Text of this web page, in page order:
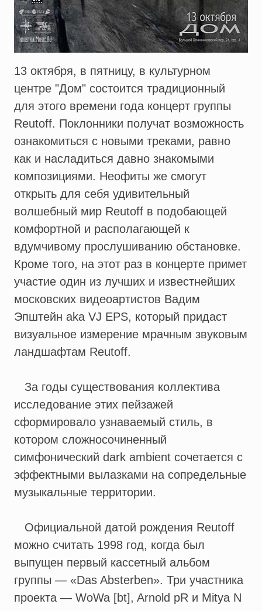
13 октября, в пятницу, в культурном
центре "Дом" состоится традиционный
для этого времени года концерт группы
Reutoff. Поклонники получат возможность
ознакомиться с новыми треками, равно
как и насладиться давно знакомыми
композициями. Неофиты же смогут
открыть для себя удивительный
волшебный мир Reutoff в подобающей
комфортной и располагающей к
вдумчивому прослушиванию обстановке.
Кроме того, на этот раз в концерте примет
участие один из лучших и известнейших
московских видеоартистов Вадим
Эпштейн aka VJ EPS, который придаст
визуальное измерение мрачным звуковым
ландшафтам Reutoff.
За годы существования коллектива
исследование этих пейзажей
сформировало узнаваемый стиль, в
котором сложносочиненный
симфонический dark ambient сочетается с
эффектными вылазками на сопредельные
музыкальные территории.
Официальной датой рождения Reutoff
можно считать 1998 год, когда был
выпущен первый кассетный альбом
группы — «Das Absterben». Три участника
проекта — WoWa [bt], Arnold pR и Mitya N